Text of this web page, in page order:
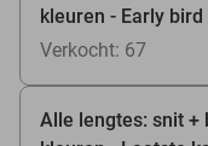
kleuren - Early
Verkocht: 67
Alle lengtes: snit +